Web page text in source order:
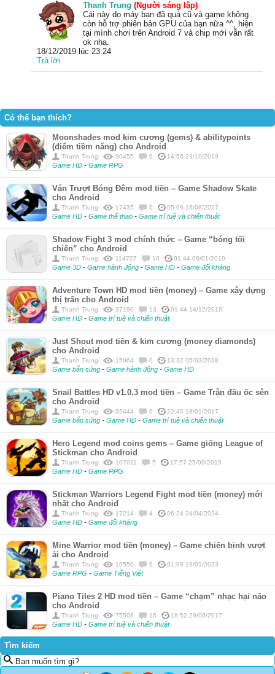
Thanh Trung (Người sáng lập)
Cái này do máy bạn đã quá cũ và game không
còn hỗ trợ phiên bản GPU của bạn nữa ^^, hiện
tại mình chơi trên Android 7 và chip mới vẫn rất
ok nha.
18/12/2019 lúc 23:24
Trả lời
Có thể bạn thích?
Moonshades mod kim cương (gems) & abilitypoints
(điểm tiềm năng) cho Android
Thanh Trung 30455 0 14:56 23/10/2019
Game HD - Game RPG
Ván Trượt Bóng Đêm mod tiền – Game Shadow Skate
cho Android
Thanh Trung 17435 0 05:09 16/08/2017
Game HD - Game thể thao - Game trí tuệ và chiến thuật
Shadow Fight 3 mod chính thức – Game “bóng tối
chiến” cho Android
Thanh Trung 114727 10 01:44 08/01/2019
Game 3D - Game hành động - Game HD - Game đối kháng
Adventure Town HD mod tiền (money) – Game xây dựng
thị trấn cho Android
Thanh Trung 37190 13 01:44 14/12/2019
Game HD - Game trí tuệ và chiến thuật
Just Shout mod tiền & kim cương (money diamonds)
cho Android
Thanh Trung 15964 0 13:32 05/03/2018
Game bắn súng - Game hành động - Game HD
Snail Battles HD v1.0.3 mod tiền – Game Trận đấu ốc sên
cho Android
Thanh Trung 32444 0 22:40 18/01/2017
Game bắn súng - Game HD - Game trí tuệ và chiến thuật
Hero Legend mod coins gems – Game giống League of
Stickman cho Android
Thanh Trung 107011 5 17:57 25/09/2019
Game HD - Game RPG
Stickman Warriors Legend Fight mod tiền (money) mới
nhất cho Android
Thanh Trung 17214 4 06:24 24/04/2024
Game HD - Game đối kháng
Mine Warrior mod tiền (money) – Game chiến binh vượt
ải cho Android
Thanh Trung 10550 0 01:09 19/01/2023
Game RPG - Game Tiếng Việt
Piano Tiles 2 HD mod tiền – Game “chạm” nhạc hại não
cho Android
Thanh Trung 75508 16 18:52 29/06/2017
Game HD - Game trí tuệ và chiến thuật
Tìm kiếm
Bạn muốn tìm gì?